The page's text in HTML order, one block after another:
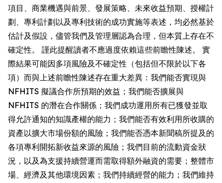
項目、商業機遇與前景、發展策略、未來收益預期、授權計
劃、專利計劃以及專利技術的成功實施等表述，均必然基於
估計及假設，儘管我們及管理層認為合理，但本質上存在不
確定性。 謹此提醒讀者不應過度依賴這些前瞻性陳述。 實
際結果可能因多項風險及不確定性（包括但不限於以下各
項）而與上述前瞻性陳述存在重大差異：我們能否實現與
NFHITS 擬議合作所預期的效益；我們能否擴展與
NFHITS 的潛在合作關係；我們成功運用所有已獲發並取
得允許通知的知識產權的能力；我們能否有效利用所收購的
資產以擴大市場份額的風險；我們能否憑本新聞稿所提及的
各項專利開拓新收益來源的風險；我們目前的流動資金狀
況，以及為支援持續營運而需取得額外融資的需要；整體市
場、經濟及其他環境因素；我們持續經營的能力；我們維持